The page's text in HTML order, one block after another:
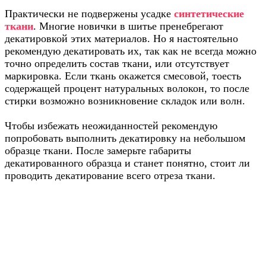
Практически не подвержены усадке синтетические
ткани. Многие новички в шитье пренебрегают
декатировкой этих материалов. Но я настоятельно
рекомендую декатировать их, так как не всегда можно
точно определить состав ткани, или отсутствует
маркировка. Если ткань окажется смесовой, тоесть
содержащей процент натуральных волокон, то после
стирки возможно возникновение складок или волн.
Чтобы избежать неожиданностей рекомендую
попробовать выполнить декатировку на небольшом
образце ткани. После замерьте габариты
декатированного образца и станет понятно, стоит ли
проводить декатирование всего отреза ткани.